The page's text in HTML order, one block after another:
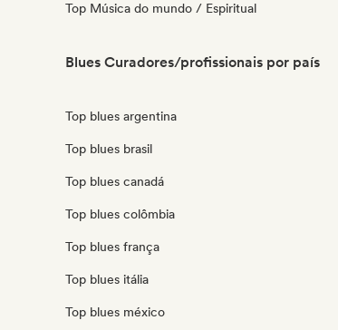
Top Música do mundo / Espiritual
Blues Curadores/profissionais por país
Top blues argentina
Top blues brasil
Top blues canadá
Top blues colômbia
Top blues frança
Top blues itália
Top blues méxico